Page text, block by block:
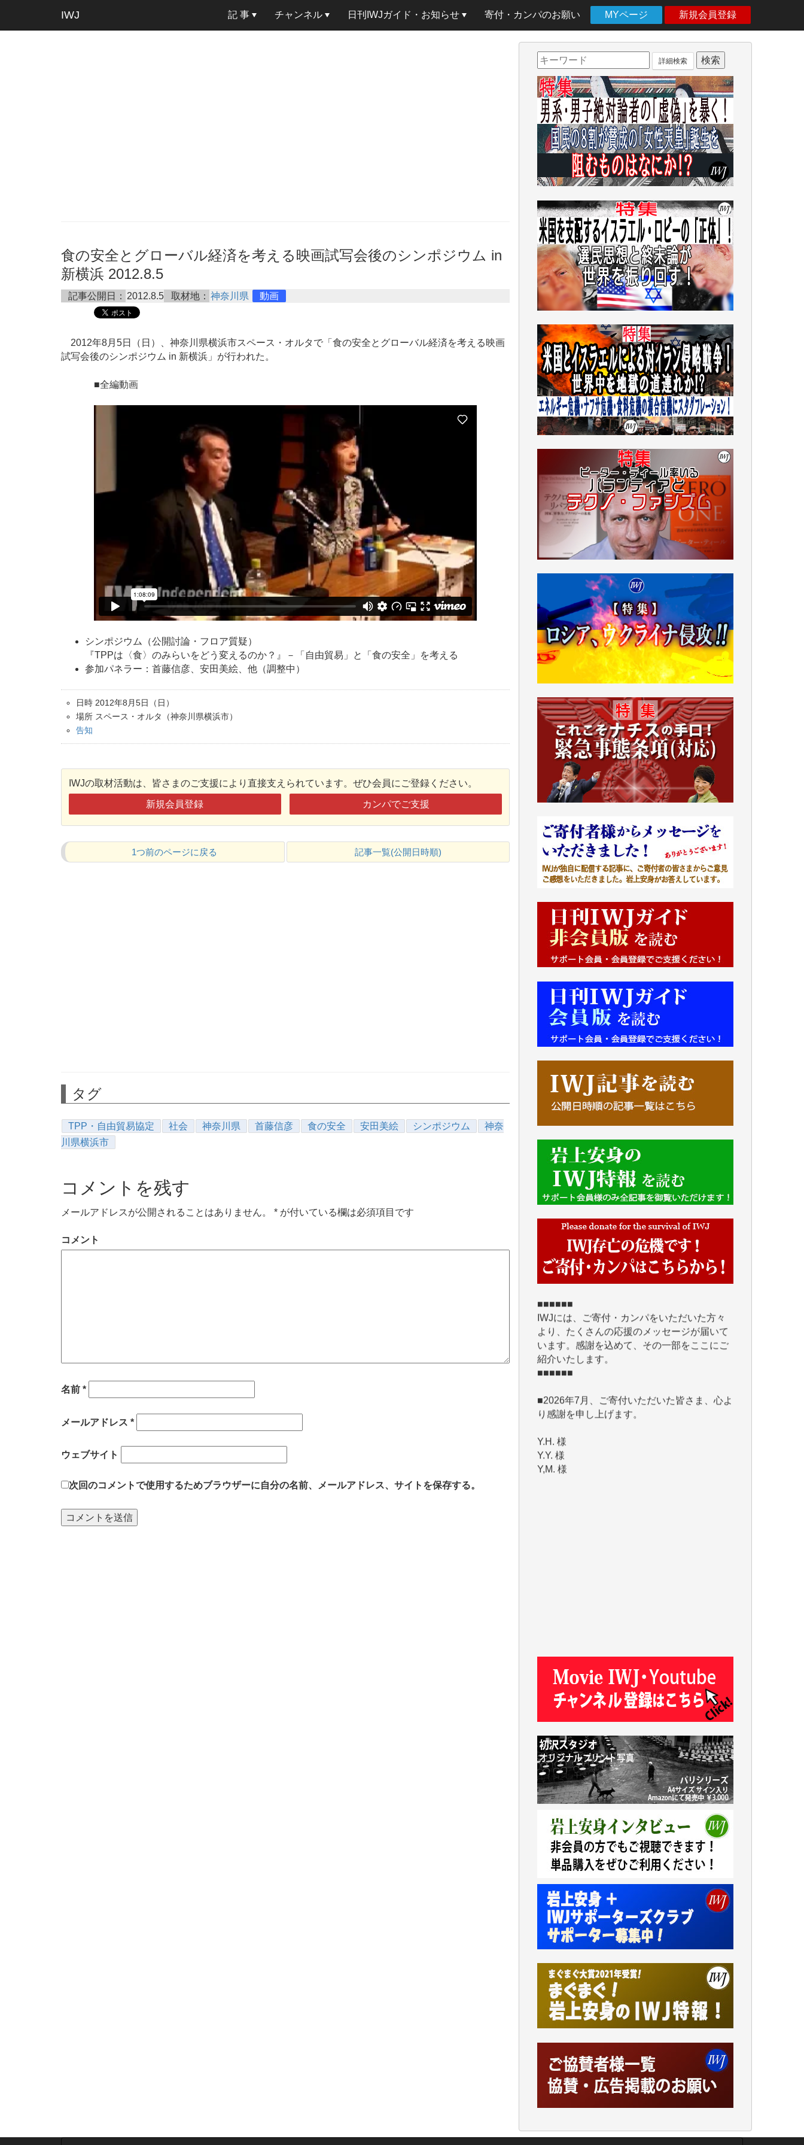
IWJ 記 事 チャンネル 日刊IWJガイド・お知らせ 寄付・カンパのお願い MYページ 新規会員登録
食の安全とグローバル経済を考える映画試写会後のシンポジウム in
新横浜 2012.8.5
記事公開日： 2012.8.5 取材地： 神奈川県 動画
2012年8月5日（日）、神奈川県横浜市スペース・オルタで「食の安全とグローバル経済を考える映画
試写会後のシンポジウム in 新横浜」が行われた。
■全編動画
シンポジウム（公開討論・フロア質疑）
『TPPは〈食〉のみらいをどう変えるのか​？』－「自由貿易」​と「食の安全」を考える
参加パネラー：首藤信彦、安田美絵、他（​調整中）
日時 2012年8月5日（日）
場所 スペース・オルタ（神奈川県横浜市）
告知
IWJの取材活動は、皆さまのご支援により直接支えられています。ぜひ会員にご登録ください。
新規会員登録 カンパでご支援
1つ前のページに戻る 記事一覧(公開日時順)
タグ
TPP・自由貿易協定 社会 神奈川県 首藤信彦 食の安全 安田美絵 シンポジウム
神奈
川県横浜市
コメントを残す
メールアドレスが公開されることはありません。 * が付いている欄は必須項目です
コメント
名前 *
メールアドレス *
ウェブサイト
次回のコメントで使用するためブラウザーに自分の名前、メールアドレス、サイトを保存する。
詳細検索
■■■■■■
より、たくさんの応援のメッセージが届いて
います。感謝を込めて、その一部をここにご
紹介いたします。
■■■■■■
■2026年7月、ご寄付いただいた皆さま、心よ
Y.H. 様
Y,M. 様
T.M. 様
マツモト ヤスアキ 様
T.K. 様
ASAKO TAKAESU 様
マシオン恵美香 様
吉住俊昭 様
徳山匡 様
金 盛起 様
塩川 晃平 様
松本益美 様
及川昭男 様
岩井祐子 様
藤田英之 様
藤岡比左志 様
井出 隆太 様
小池説夫 様
アオキカナメ 様
諸般の事情によりIWJ会費払えず今は非会員
です。市民側に立つ講演会にIWJのカメラマ
ンをよく拝見しております。コンテンツが失
われるのはあまりにもったいない。少しでも
お役立てください。（H.O.様）
今日、僅かですがカンパしました。（T.M.
今日、僅かですがカンパしました。IWJの危
機を乗り切るには到底及ばない額ですが病気
の妻を抱えている私にとっては精一杯のカン
や解説記事、そして各界の方々とのインタビ